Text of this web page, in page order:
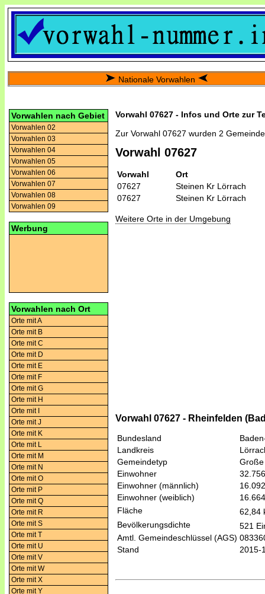
Nationale Vorwahlen
Vorwahlen nach Gebiet
Vorwahlen 02
Vorwahlen 03
Vorwahlen 04
Vorwahlen 05
Vorwahlen 06
Vorwahlen 07
Vorwahlen 08
Vorwahlen 09
Werbung
Vorwahlen nach Ort
Orte mit A
Orte mit B
Orte mit C
Orte mit D
Orte mit E
Orte mit F
Orte mit G
Orte mit H
Orte mit I
Orte mit J
Orte mit K
Orte mit L
Orte mit M
Orte mit N
Orte mit O
Orte mit P
Orte mit Q
Orte mit R
Orte mit S
Orte mit T
Orte mit U
Orte mit V
Orte mit W
Orte mit X
Orte mit Y
Vorwahl 07627 - Infos und Orte zur
Zur Vorwahl 07627 wurden 2
Vorwahl 07627
Vorwahl
Ort
07627
Steinen Kr Lörrach
07627
Steinen Kr Lörrach
Weitere Orte in der Umgebung
Vorwahl 07627 - Rheinfelden
Bundesland
Landkreis
Gemeindetyp
Einwohner
32.756
Einwohner (männlich)
16.092
Einwohner (weiblich)
16.664
Fläche
62,84
Bevölkerungsdichte
521
Amtl. Gemeindeschlüssel (AGS)
Stand
2015-